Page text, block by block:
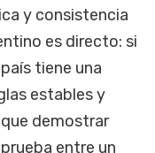
y consistencia
es directo: si
tiene una
estables y
demostrar
entre un